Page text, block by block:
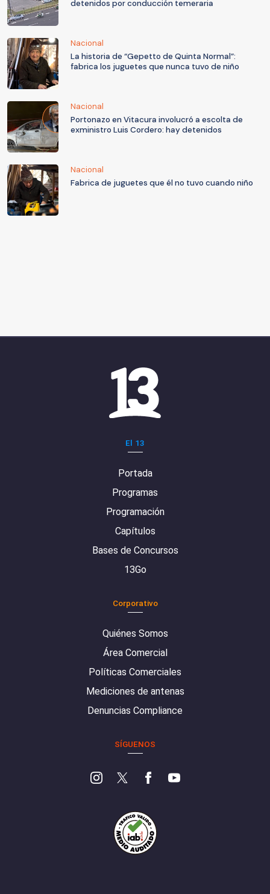
detenidos por conducción temeraria
Nacional
La historia de “Gepetto de Quinta Normal”:
fabrica los juguetes que nunca tuvo de niño
Nacional
Portonazo en Vitacura involucró a escolta de
exministro Luis Cordero: hay detenidos
Nacional
Fabrica de juguetes que él no tuvo cuando niño
El 13
Portada
Programas
Programación
Capítulos
Bases de Concursos
13Go
Corporativo
Quiénes Somos
Área Comercial
Políticas Comerciales
Mediciones de antenas
Denuncias Compliance
SÍGUENOS